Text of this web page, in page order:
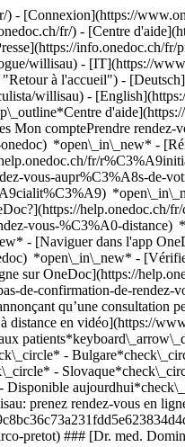
- [Connexion](https://
fr/) - [Centre
info.onedoc.ch/fr/
willisau) - [IT](https://
à l'accueil") -
willisau) -
Mon comptePrendre
*open\_in\_new* -
fr/
vous-aupr%C3%A8s-
vous-%C3%A0-distance)
- [Naviguer dans l'app
*open\_in\_new* - [Vérifier qu'un rendez-vous est confirmé](https://help.onedoc.ch/fr/v%C3%A9rifier-quun-rendez-vous-est-confirm%C3%A9) *open\_in\_new* - [Annuler un rendez-vous pris en ligne sur OneDoc](https://help.onedoc.ch/fr/annuler-un-rendez-vous-pris-en-ligne-sur-onedoc) *open\_in\_new* - [Je ne reçois pas de confirmation de rendez-vous](https://help.onedoc.ch/fr/je-ne-re%C3%A7ois-pas-de-confirmation-de-rendez-vous) *open\_in\_new* [Voir tous nos articles *open\_in\_new*](https://help.onedoc.ch/fr/) close ## Modifier votre recherche ![Maison avec un signe plus annonçant qu’une consultation peut être effectuée sur place](https://www.onedoc.ch/assets/images/icons/on-site.svg) Sur place ![Caméra avec un symbole lecture annonçant qu’une consultation peut être effectuée à distance en vidéo](https://www.onedoc.ch/assets/images/icons/remote.svg) À distance Rechercher #### Spécialités